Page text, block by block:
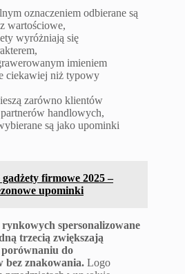
oznaczeniem odbierane są
wartościowe,
wyróżniają się
imieniem
ciekawiej niż typowy
zarówno klientów
handlowych,
są jako upominki
gadżety firmowe 2025 –
upominki
rynkowych spersonalizowane
trzecią zwiększają
do
bez znakowania. Logo